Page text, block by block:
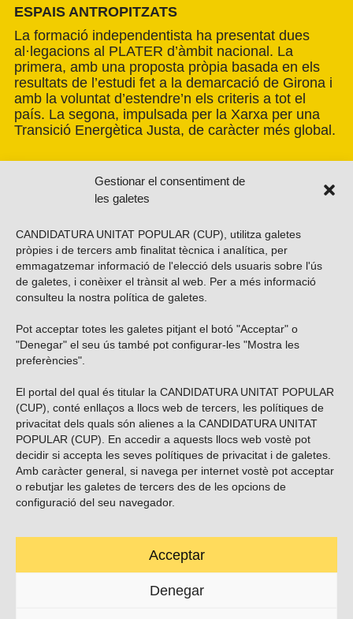
Gestionar el consentiment de
les galetes
CANDIDATURA UNITAT POPULAR (CUP), utilitza galetes
pròpies i de tercers amb finalitat tècnica i analítica, per
emmagatzemar informació de l'elecció dels usuaris sobre l'ús
de galetes, i conèixer el trànsit al web. Per a més informació
consulteu la nostra política de galetes
Pot acceptar totes les galetes pitjant el botó "Acceptar" o
"Denegar" el seu ús també pot configurar-les "Mostra les
preferències".
El portal del qual és titular la CANDIDATURA UNITAT POPULAR
(CUP), conté enllaços a llocs web de tercers, les polítiques de
privacitat dels quals són alienes a la CANDIDATURA UNITAT
POPULAR (CUP). En accedir a aquests llocs web vostè pot
decidir si accepta les seves polítiques de privacitat i de galetes.
Amb caràcter general, si navega per internet vostè pot acceptar
o rebutjar les galetes de tercers des de les opcions de
configuració del seu navegador.
Acceptar
Denegar
ESPAIS ANTROPITZATS
La formació independentista ha presentat dues
al·legacions al PLATER d’àmbit nacional. La
primera, amb una proposta pròpia basada en els
resultats de l’estudi fet a la demarcació de Girona i
amb la voluntat d’estendre’n els criteris a tot el
país. La segona, impulsada per la Xarxa per una
Transició Energètica Justa, de caràcter més global.
Vols subscriure’t al nostre butlletí?
ENVIAR
Troba’ns a les xarxes socials
Carrer Casp 180 (baixos), Barcelona.
contacte@cup.cat